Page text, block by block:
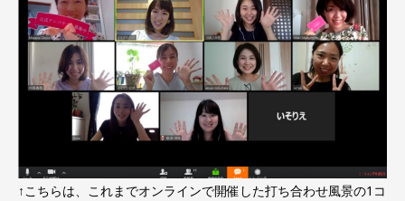
↑こちらは、これまでオンラインで開催した打ち合わせ風景の1コ